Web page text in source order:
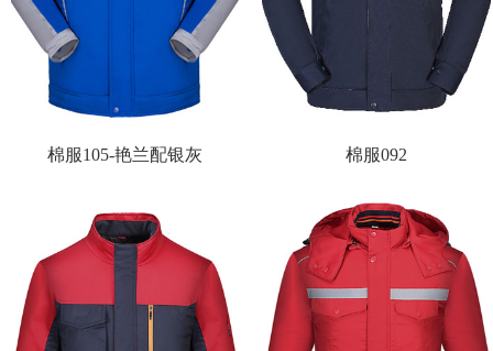
棉服105-艳兰配银灰 棉服092